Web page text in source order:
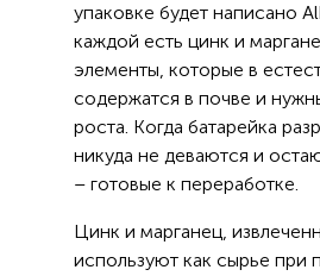
упаковке будет написано
каждой есть цинк и
элементы, которые в
содержатся в почве и
роста. Когда батарейка
никуда не деваются и
– готовые к переработке.
Цинк и марганец,
используют как сырье при